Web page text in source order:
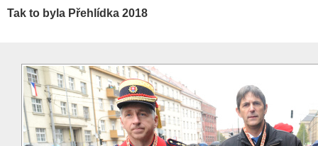
Tak to byla Přehlídka 2018